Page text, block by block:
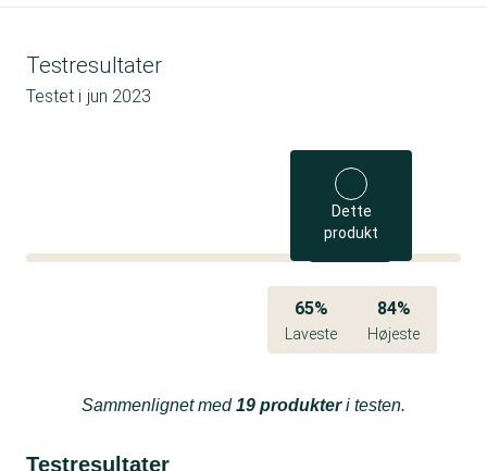
Testresultater
Testet i jun 2023
Dette
produkt
65%
Laveste
84%
Højeste
Sammenlignet med19 produkteri testen.
Testresultater